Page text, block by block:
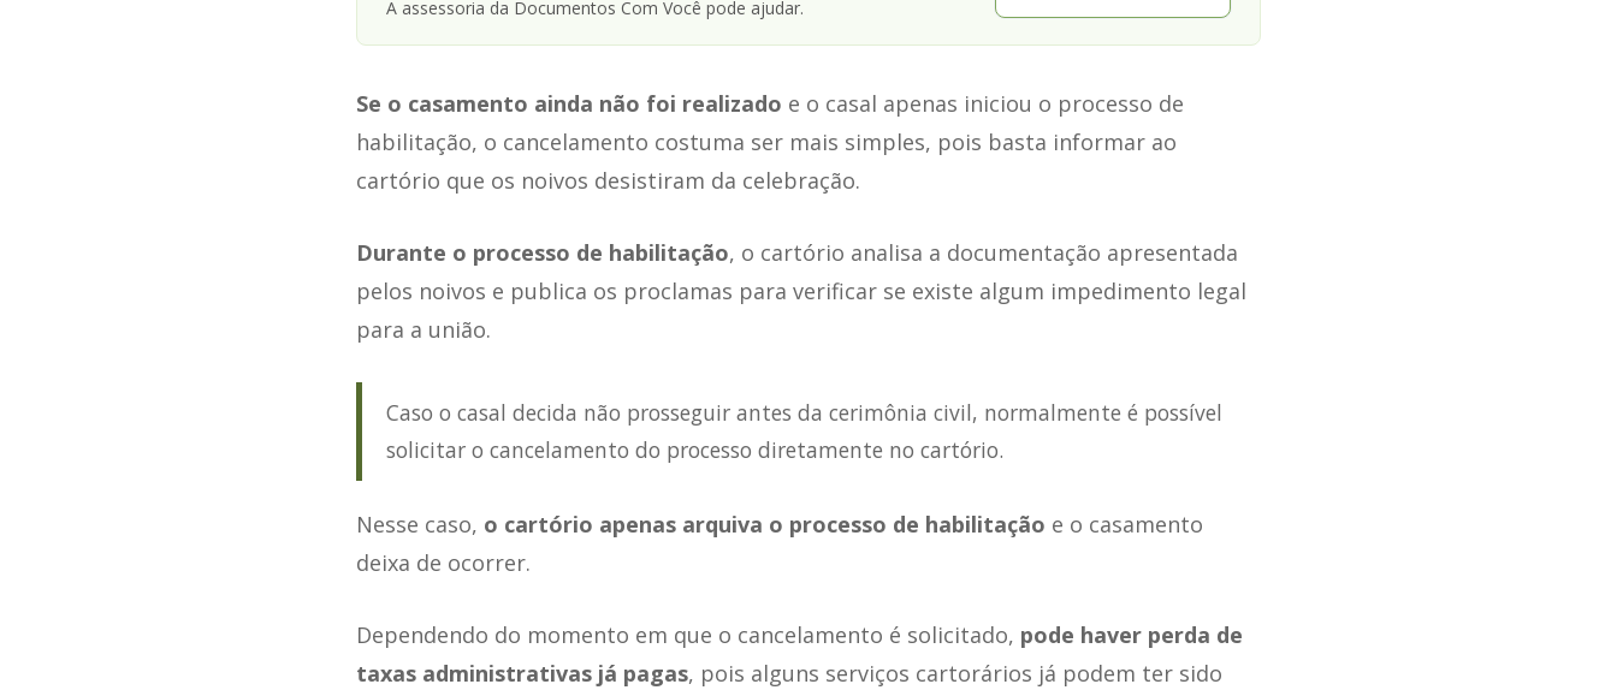
A assessoria da Documentos Com Você pode ajudar.
Se o casamento ainda não foi realizado e o casal apenas iniciou o processo de
habilitação, o cancelamento costuma ser mais simples, pois basta informar ao
cartório que os noivos desistiram da celebração.
Durante o processo de habilitação, o cartório analisa a documentação apresentada
pelos noivos e publica os proclamas para verificar se existe algum impedimento legal
para a união.
Caso o casal decida não prosseguir antes da cerimônia civil, normalmente é possível
solicitar o cancelamento do processo diretamente no cartório.
Nesse caso, o cartório apenas arquiva o processo de habilitação e o casamento
deixa de ocorrer.
Dependendo do momento em que o cancelamento é solicitado, pode haver perda de
taxas administrativas já pagas, pois alguns serviços cartorários já podem ter sido